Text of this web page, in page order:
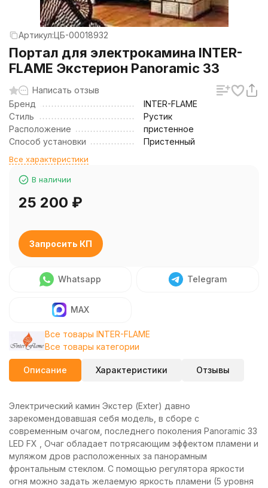
Артикул:ЦБ-00018932
Портал для электрокамина INTER-
FLAME Экстерион Panoramic 33
Написать отзыв
Бренд
INTER-FLAME
Стиль
Рустик
Расположение
пристенное
Способ установки
Пристенный
Все характеристики
В наличии
25 200 ₽
Запросить КП
Whatsapp Telegram
MAX
Все товары INTER-FLAME
Все товары категории
Описание Характеристики Отзывы
Электрический камин Экстер (Exter) давно
зарекомендовавшая себя модель, в сборе с
современным очагом, последнего поколения Panoramic 33
LED FX , Очаг обладает потрясающим эффектом пламени и
муляжом дров расположенных за панорамным
фронтальным стеклом. С помощью регулятора яркости
огня можно задать желаемую яркость пламени (5 уровня